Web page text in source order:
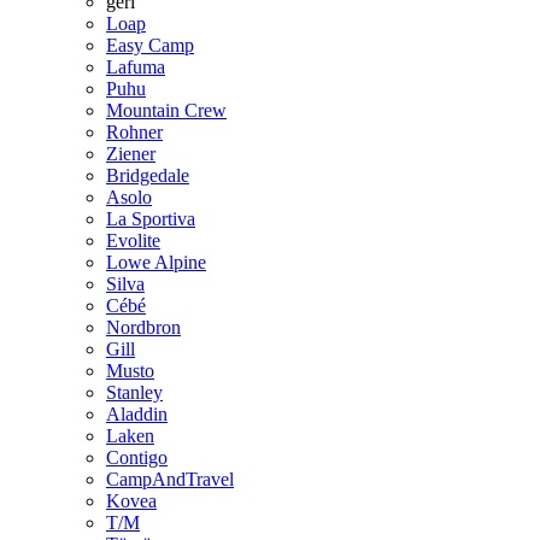
Loap
Easy Camp
Lafuma
Puhu
Mountain Crew
Rohner
Ziener
Bridgedale
Asolo
La Sportiva
Evolite
Lowe Alpine
Silva
Cébé
Nordbron
Gill
Musto
Stanley
Aladdin
Laken
Contigo
CampAndTravel
Kovea
T/M